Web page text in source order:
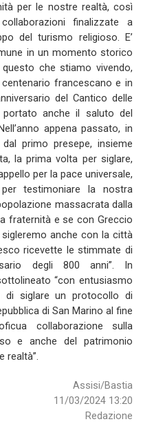
per le nostre realtà, così
finalizzate a
del turismo religioso. E’
in un momento storico
che stiamo vivendo,
francescano e in
del Cantico delle
anche il saluto del
appena passato, in
primo presepe, insieme
la prima volta per siglare,
per la pace universale,
testimoniare la nostra
massacrata dalla
fraternità e se con Greccio
anche con la città
ricevette le stimmate di
degli 800 anni”. In
“con entusiasmo
di siglare un protocollo di
di San Marino al fine
collaborazione sulla
e anche del patrimonio
realtà”.
Assisi/Bastia
11/03/2024 13:20
Redazione